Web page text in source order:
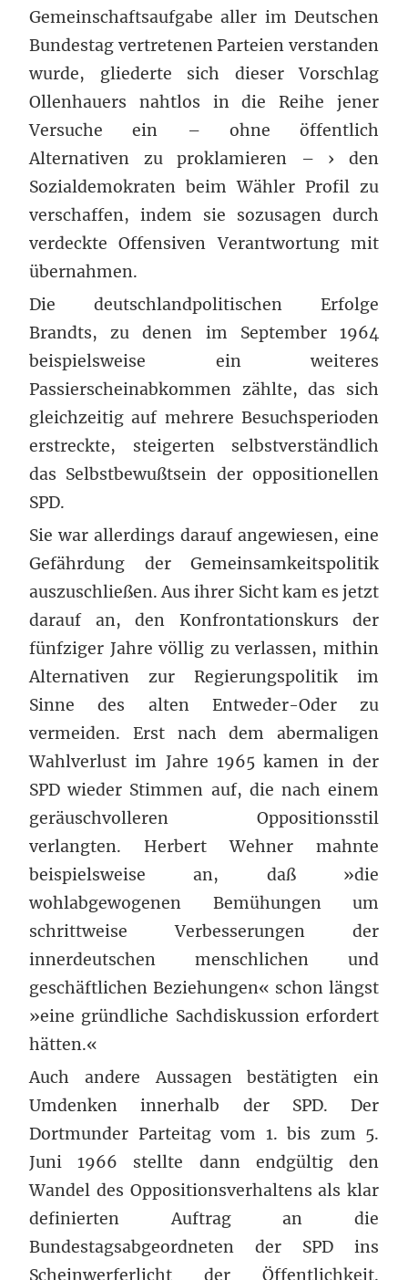
Gemeinschaftsaufgabe aller im Deutschen
Bundestag vertretenen Parteien verstanden
wurde, gliederte sich dieser Vorschlag
Ollenhauers nahtlos in die Reihe jener
Versuche ein – ohne öffentlich
Alternativen zu proklamieren – › den
Sozialdemokraten beim Wähler Profil zu
verschaffen, indem sie sozusagen durch
verdeckte Offensiven Verantwortung mit
übernahmen.
Die deutschlandpolitischen Erfolge
Brandts, zu denen im September 1964
beispielsweise ein weiteres
Passierscheinabkommen zählte, das sich
gleichzeitig auf mehrere Besuchsperioden
erstreckte, steigerten selbstverständlich
das Selbstbewußtsein der oppositionellen
SPD.
Sie war allerdings darauf angewiesen, eine
Gefährdung der Gemeinsamkeitspolitik
auszuschließen. Aus ihrer Sicht kam es jetzt
darauf an, den Konfrontationskurs der
fünfziger Jahre völlig zu verlassen, mithin
Alternativen zur Regierungspolitik im
Sinne des alten Entweder-Oder zu
vermeiden. Erst nach dem abermaligen
Wahlverlust im Jahre 1965 kamen in der
SPD wieder Stimmen auf, die nach einem
geräuschvolleren Oppositionsstil
verlangten. Herbert Wehner mahnte
beispielsweise an, daß »die
wohlabgewogenen Bemühungen um
schrittweise Verbesserungen der
innerdeutschen menschlichen und
geschäftlichen Beziehungen« schon längst
»eine gründliche Sachdiskussion erfordert
hätten.«
Auch andere Aussagen bestätigten ein
Umdenken innerhalb der SPD. Der
Dortmunder Parteitag vom 1. bis zum 5.
Juni 1966 stellte dann endgültig den
Wandel des Oppositionsverhaltens als klar
definierten Auftrag an die
Bundestagsabgeordneten der SPD ins
Scheinwerferlicht der Öffentlichkeit.